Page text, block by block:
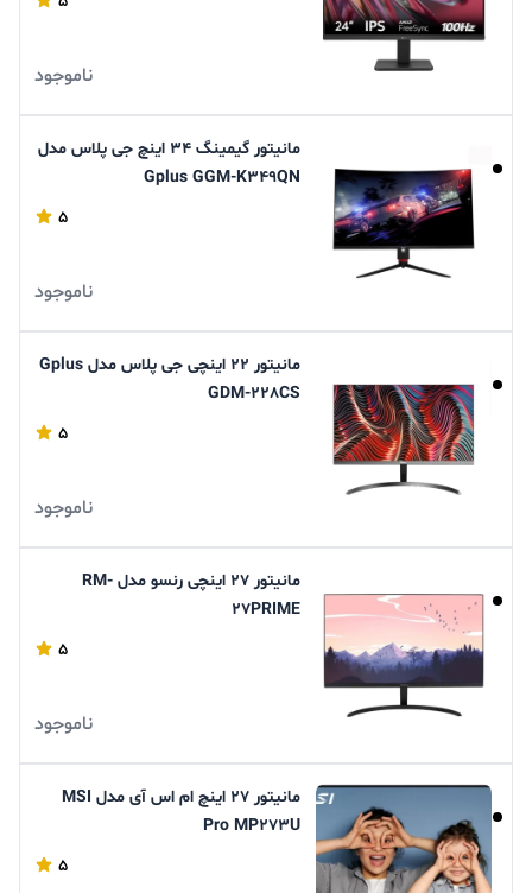
ناموجود
مانیتور گیمینگ 34 اینچ جی پلاس مدل
Gplus GGM-K349QN
5
ناموجود
مانیتور 22 اینچی جی پلاس مدل Gplus
GDM-228CS
5
ناموجود
مانیتور 27 اینچی رنسو مدل RM-
27PRIME
5
ناموجود
مانیتور 27 اینچ ام اس آی مدل MSI
Pro MP273U
5